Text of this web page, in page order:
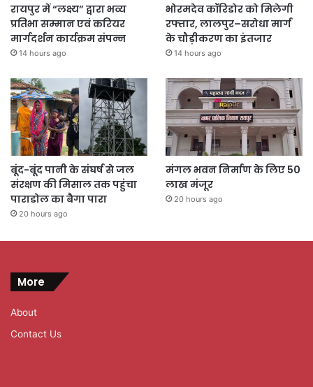
रायपुर में “लक्ष्य” द्वारा भव्य
प्रतिभा सम्मान एवं करियर
मार्गदर्शन कार्यक्रम संपन्न
14 hours ago
भोरमदेव कॉरिडोर को मिलेगी
रफ्तार, लालपुर–सरोधा मार्ग
के चौड़ीकरण का इंतजार
14 hours ago
बूंद-बूंद पानी के संघर्ष से जल
संरक्षण की मिसाल तक पहुंचा
पाराडोल का बैगा पारा
20 hours ago
मंगल भवन निर्माण के लिए 50
लाख मंजूर
20 hours ago
More
About
Contact Us